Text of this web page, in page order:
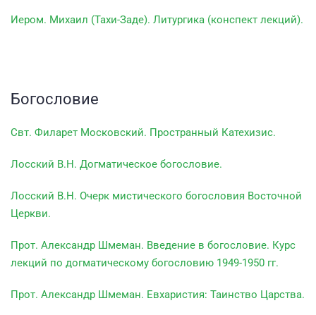
Иером. Михаил (Тахи-Заде). Литургика (конспект лекций).
Богословие
Свт. Филарет Московский. Пространный Катехизис.
Лосский В.Н. Догматическое богословие.
Лосский В.Н. Очерк мистического богословия Восточной
Церкви.
Прот. Александр Шмеман. Введение в богословие. Курс
лекций по догматическому богословию 1949-1950 гг.
Прот. Александр Шмеман. Евхаристия: Таинство Царства.